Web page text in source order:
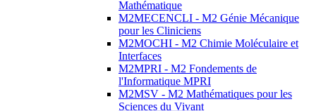
Mathématique
M2MECENCLI - M2 Génie Mécanique
pour les Cliniciens
M2MOCHI - M2 Chimie Moléculaire et
Interfaces
M2MPRI - M2 Fondements de
l'Informatique MPRI
M2MSV - M2 Mathématiques pour les
Sciences du Vivant